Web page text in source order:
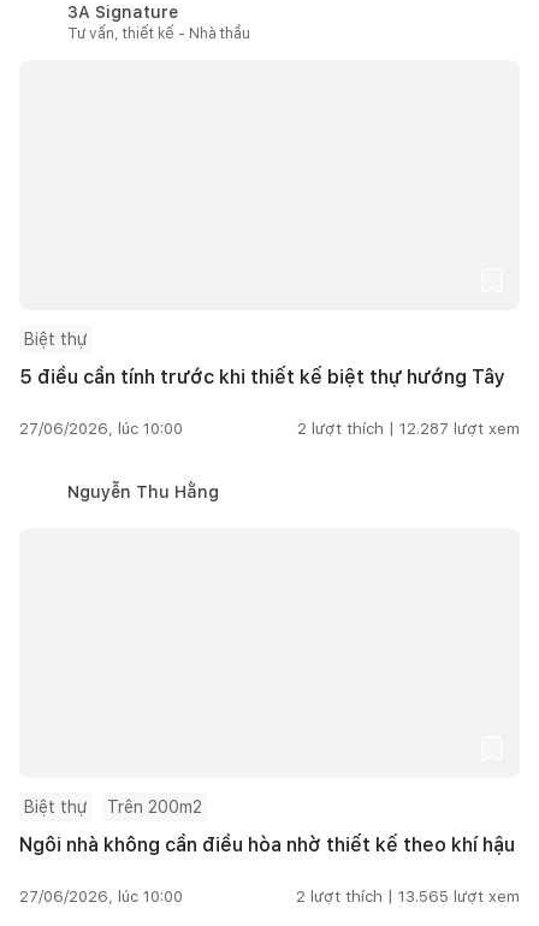
3A Signature
Tư vấn, thiết kế - Nhà thầu
Biệt thự
5 điều cần tính trước khi thiết kế biệt thự hướng Tây
27/06/2026, lúc 10:00 2 lượt thích | 12.287 lượt xem
Nguyễn Thu Hằng
Biệt thự Trên 200m2
Ngôi nhà không cần điều hòa nhờ thiết kế theo khí hậu
27/06/2026, lúc 10:00 2 lượt thích | 13.565 lượt xem